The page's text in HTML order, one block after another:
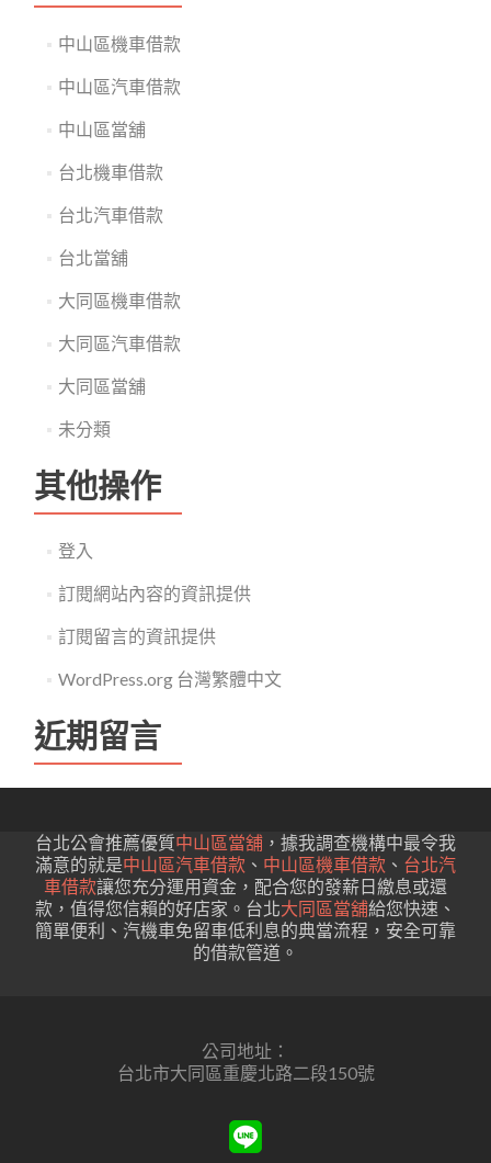
中山區機車借款
中山區汽車借款
中山區當舖
台北機車借款
台北汽車借款
台北當舖
大同區機車借款
大同區汽車借款
大同區當舖
未分類
其他操作
登入
訂閱網站內容的資訊提供
訂閱留言的資訊提供
WordPress.org 台灣繁體中文
近期留言
台北公會推薦優質中山區當舖 ，據我調查機構中最令我
滿意的就是中山區汽車借款 、 中山區機車借款 、 台北汽
車借款讓您充分運用資金，配合您的發薪日繳息或還
款，值得您信賴的好店家。台北大同區當舖給您快速、
簡單便利、汽機車免留車低利息的典當流程，安全可靠
的借款管道。
公司地址：
台北市大同區重慶北路二段150號